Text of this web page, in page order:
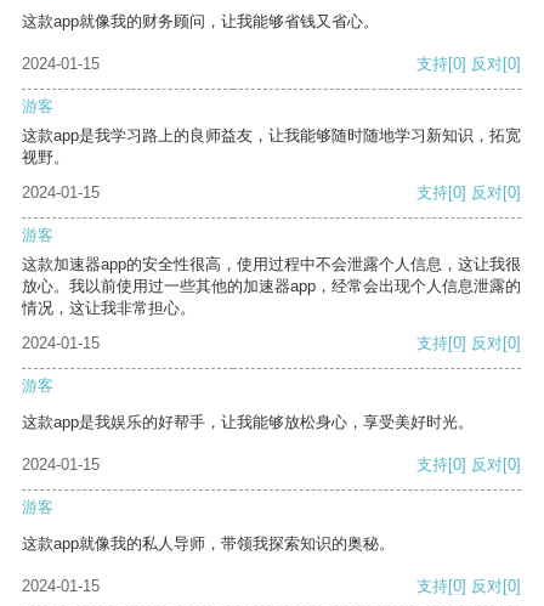
这款app就像我的财务顾问，让我能够省钱又省心。
2024-01-15 支持[0] 反对[0]
游客
这款app是我学习路上的良师益友，让我能够随时随地学习新知识，拓宽
视野。
2024-01-15
支持[0] 反对[0]
游客
这款加速器app的安全性很高，使用过程中不会泄露个人信息，这让我很
放心。我以前使用过一些其他的加速器app，经常会出现个人信息泄露的
情况，这让我非常担心。
2024-01-15
支持[0] 反对[0]
游客
这款app是我娱乐的好帮手，让我能够放松身心，享受美好时光。
2024-01-15 支持[0] 反对[0]
游客
这款app就像我的私人导师，带领我探索知识的奥秘。
2024-01-15 支持[0] 反对[0]